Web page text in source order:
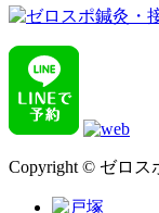
Copyright © ゼロス